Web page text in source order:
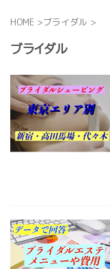
HOME >ブライダル >
ブライダル